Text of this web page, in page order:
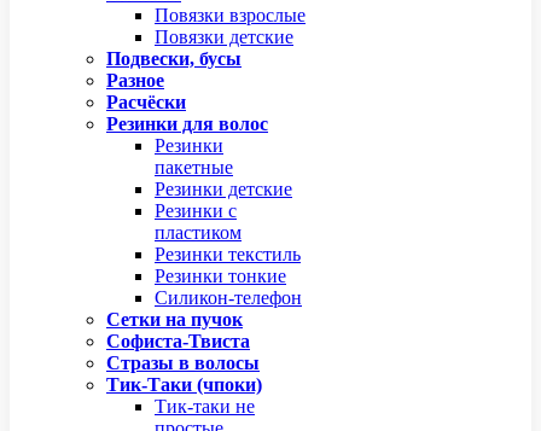
Повязки взрослые
Повязки детские
Подвески, бусы
Разное
Расчёски
Резинки для волос
Резинки
пакетные
Резинки детские
Резинки с
пластиком
Резинки текстиль
Резинки тонкие
Силикон-телефон
Сетки на пучок
Софиста-Твиста
Стразы в волосы
Тик-Таки (чпоки)
Тик-таки не